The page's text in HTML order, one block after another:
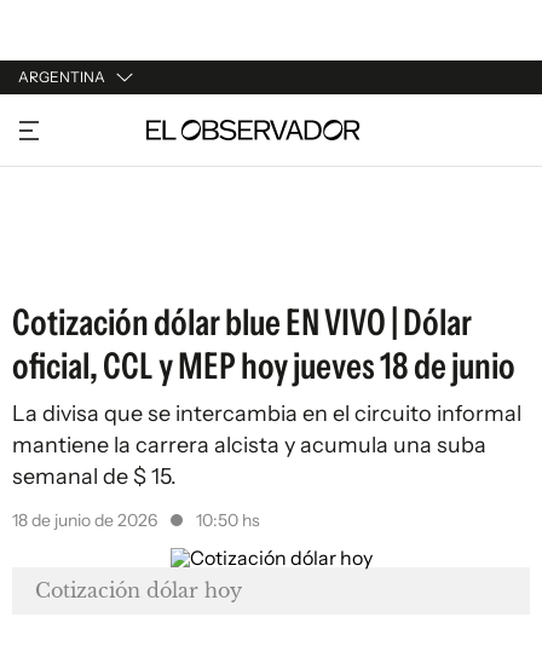
ARGENTINA
URUGUAY
ARGENTINA
Cotización dólar blue EN VIVO | Dólar
oficial, CCL y MEP hoy jueves 18 de junio
La divisa que se intercambia en el circuito informal
mantiene la carrera alcista y acumula una suba
semanal de $ 15.
18 de junio de 2026 10:50 hs
Cotización dólar hoy